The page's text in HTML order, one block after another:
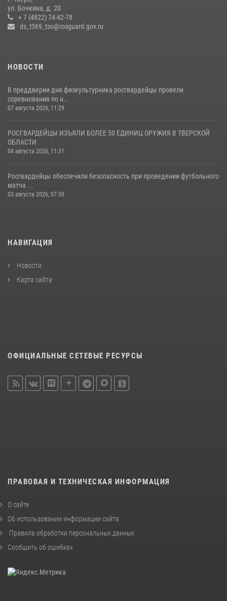
Росгвардейцы оказали помощь водителю на дороге в городе Кашин
22 июля 2026, 08:35
ул. Бочкина, д. 20
+ 7 (4822) 74-42-78
ds_t369_tso@rosguard.gov.ru
НОВОСТИ
В преддверии дня физкультурника росгвардейцы провели
соревнования по н...
07 августа 2026, 11:29
РОСГВАРДЕЙЦЫ ИЗЪЯЛИ БОЛЕЕ 50 ЕДИНИЦ ОРУЖИЯ В ТВЕРСКОЙ
ОБЛАСТИ
04 августа 2026, 11:31
Росгвардейцы обеспечили безопасность при проведении футбольного
матча ...
03 августа 2026, 07:50
НАВИГАЦИЯ
Новости
Карта сайта
ОФИЦИАЛЬНЫЕ СЕТЕВЫЕ РЕСУРСЫ
ПРАВОВАЯ И ТЕХНИЧЕСКАЯ ИНФОРМАЦИЯ
О сайте
Об использовании информации сайта
Правила обработки персональных данных
Сообщить об ошибках